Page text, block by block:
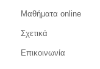
Μαθήματα online
Σχετικά
Επικοινωνία